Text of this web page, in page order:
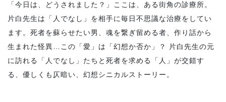
「今日は、どうされました？」ここは、ある街角の診療所。
片白先生は「人でなし」を相手に毎日不思議な治療をしてい
ます。死者を蘇らせたい男、魂を繋ぎ留める者、作り話から
生まれた怪異…この「愛」は「幻想か否か」？ 片白先生の元
に訪れる「人でなし」たちと死者を求める「人」が交錯す
る、優しくも仄暗い、幻想シニカルストーリー。